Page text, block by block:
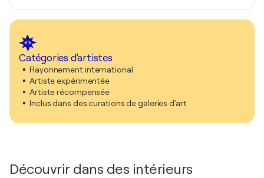
Catégories d'artistes
Rayonnement international
Artiste expérimentée
Artiste récompensée
Inclus dans des curations de galeries d'art
Découvrir dans des intérieurs